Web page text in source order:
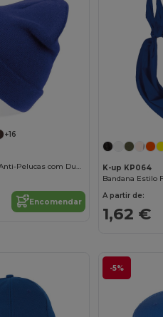
+16
Encomendar
K-up KP064
A partir de:
1,62 €
-5%